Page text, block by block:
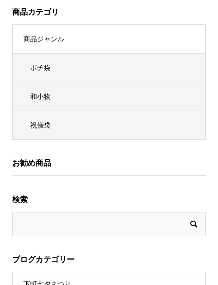
商品カテゴリ
商品ジャンル
ポチ袋
和小物
祝儀袋
お勧め商品
検索
ブログカテゴリー